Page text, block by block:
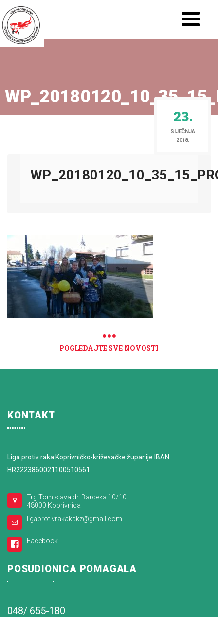
23.
SIJEČNJA
2018.
POGLEDAJTE SVE NOVOSTI
KONTAKT
Liga protiv raka Koprivničko-križevačke županije IBAN:
HR2223860021100510561
Trg Tomislava dr. Bardeka 10/10
48000 Koprivnica
ligaprotivrakakckz@gmail.com
Facebook
POSUDIONICA POMAGALA
048/ 655-180